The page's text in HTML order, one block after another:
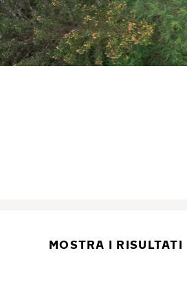
MOSTRA I RISULTATI